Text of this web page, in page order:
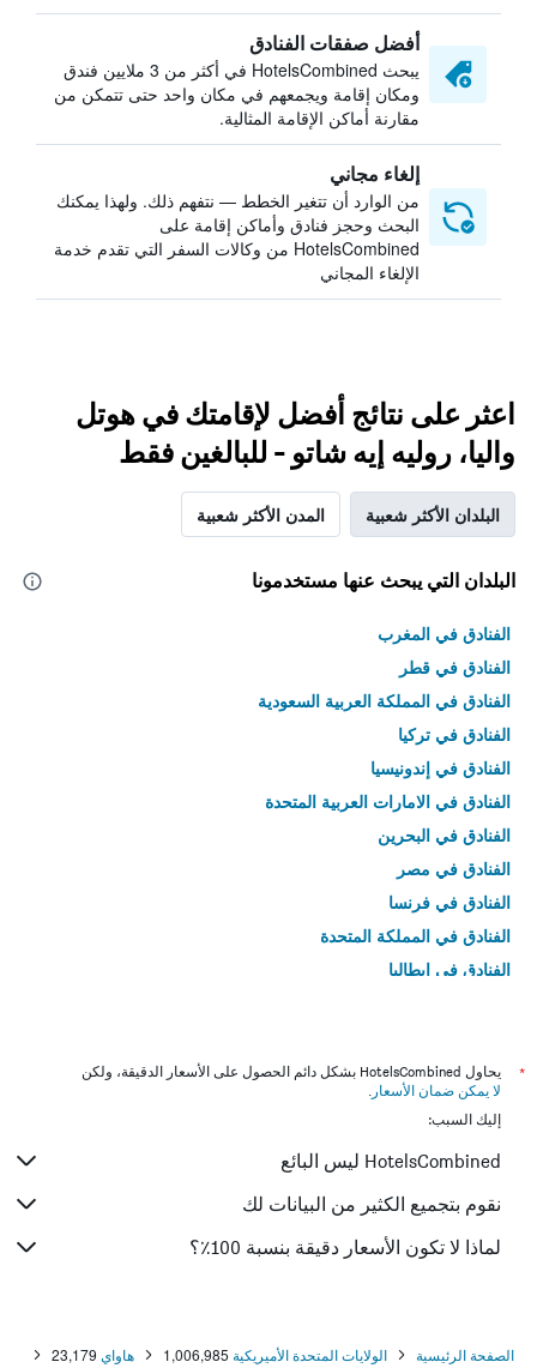
أفضل صفقات الفنادق
يبحث HotelsCombined في أكثر من 3 ملايين فندق
ومكان إقامة ويجمعهم في مكان واحد حتى تتمكن من
مقارنة أماكن الإقامة المثالية.
إلغاء مجاني
من الوارد أن تتغير الخطط — نتفهم ذلك. ولهذا يمكنك
البحث وحجز فنادق وأماكن إقامة على
HotelsCombined من وكالات السفر التي تقدم خدمة
الإلغاء المجاني
اعثر على نتائج أفضل لإقامتك في هوتل
واليا، روليه إيه شاتو - للبالغين فقط
البلدان الأكثر شعبية المدن الأكثر شعبية
البلدان التي يبحث عنها مستخدمونا
الفنادق في المغرب
الفنادق في قطر
الفنادق في المملكة العربية السعودية
الفنادق في تركيا
الفنادق في إندونيسيا
الفنادق في الامارات العربية المتحدة
الفنادق في البحرين
الفنادق في مصر
الفنادق في فرنسا
الفنادق في المملكة المتحدة
الفنادق في إيطاليا
*
يحاول HotelsCombined بشكل دائم الحصول على الأسعار الدقيقة، ولكن
لا يمكن ضمان الأسعار .
إليك السبب:
HotelsCombined ليس البائع
نقوم بتجميع الكثير من البيانات لك
لماذا لا تكون الأسعار دقيقة بنسبة 100٪؟
الصفحة الرئيسية الولايات المتحدة الأميريكية 1,006,985 هاواي 23,179